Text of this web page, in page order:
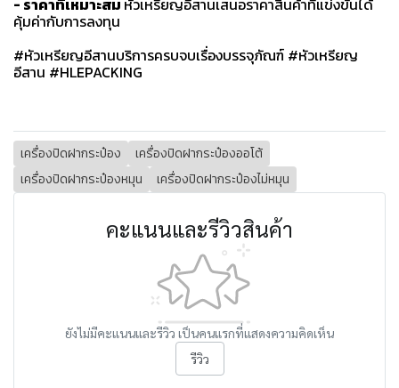
- ราคาที่เหมาะสม หัวเหรียญอีสานเสนอราคาสินค้าที่แข่งขันได้
คุ้มค่ากับการลงทุน
#หัวเหรียญอีสานบริการครบจบเรื่องบรรจุภัณฑ์ #หัวเหรียญ
อีสาน #HLEPACKING
เครื่องปิดฝากระป๋อง
เครื่องปิดฝากระป๋องออโต้
เครื่องปิดฝากระป๋องหมุน
เครื่องปิดฝากระป๋องไม่หมุน
คะแนนและรีวิวสินค้า
ยังไม่มีคะแนนและรีวิว เป็นคนแรกที่แสดงความคิดเห็น
รีวิว